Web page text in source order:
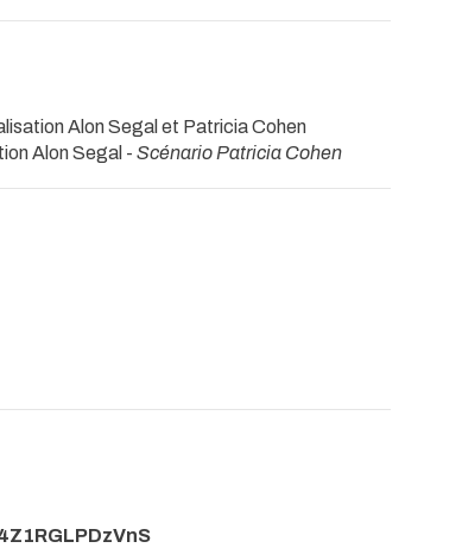
Alon Segal et Patricia Cohen
Alon Segal - Scénario Patricia Cohen